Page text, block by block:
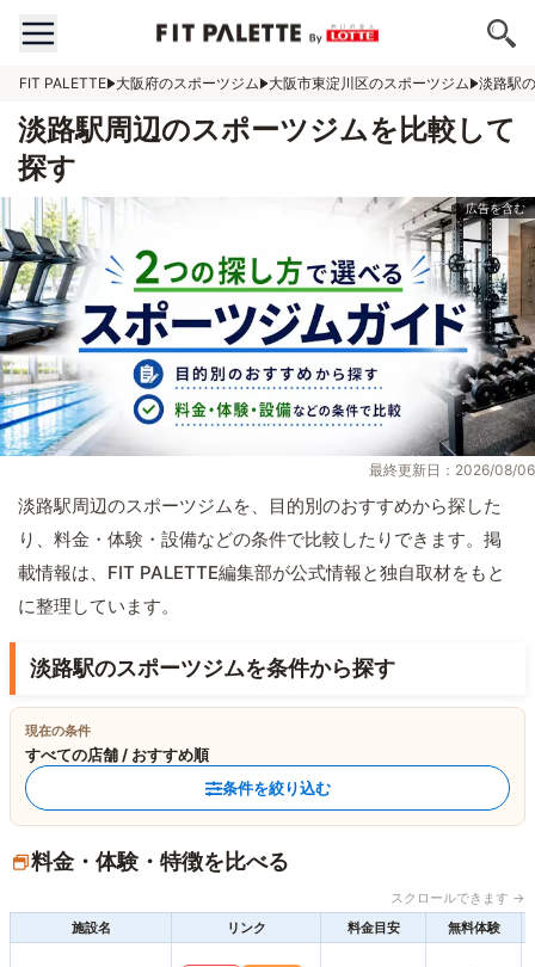
FIT PALETTE 大阪府のスポーツジム 大阪市東淀川区のスポーツジム 淡路駅
淡路駅周辺のスポーツジムを比較して
探す
最終更新日：2026/08/06
淡路駅周辺のスポーツジムを、目的別のおすすめから探した
り、料金・体験・設備などの条件で比較したりできます。掲
載情報は、FIT PALETTE編集部が公式情報と独自取材をもと
に整理しています。
淡路駅のスポーツジムを条件から探す
現在の条件
すべての店舗 / おすすめ順
条件を絞り込む
料金・体験・特徴を比べる
スクロールできます →
施設名
リンク 料金目安 無料体験